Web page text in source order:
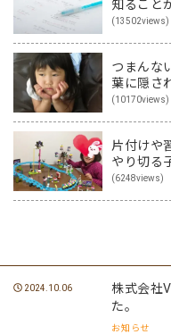
知ること
(13502views)
つまんな
葉に隠さ
(10170views)
片付けや
やり切る
(6248views)
2024.10.06
株式会社
た。
お知らせ